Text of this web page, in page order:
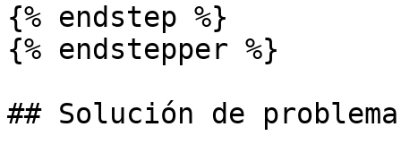
{% endstep %}
{% endstepper %}
## Solución de